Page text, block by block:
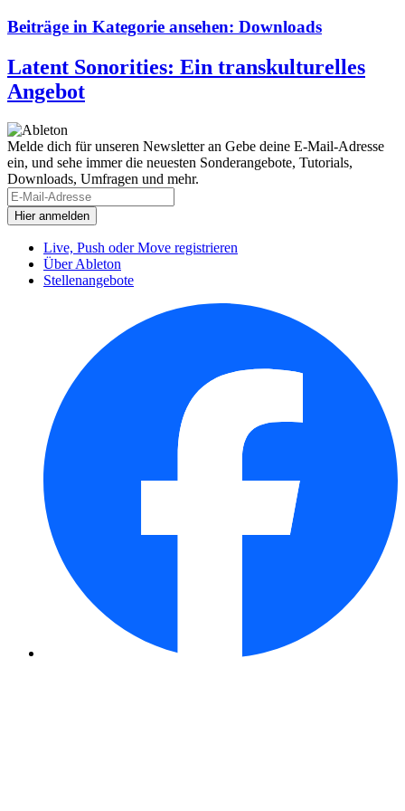
Beiträge in Kategorie ansehen: Downloads
Latent Sonorities: Ein transkulturelles
Angebot
Melde dich für unseren Newsletter an Gebe deine E-Mail-Adresse
ein, und sehe immer die neuesten Sonderangebote, Tutorials,
Downloads, Umfragen und mehr.
Live, Push oder Move registrieren
Über Ableton
Stellenangebote